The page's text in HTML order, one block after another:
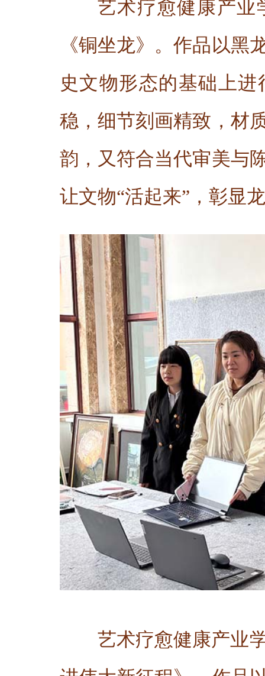
艺术疗愈健康产业
《铜坐龙》。作品以黑
史文物形态的基础上
稳，细节刻画精致，材
韵，又符合当代审美与
让文物“活起来”，彰显
艺术疗愈健康产业